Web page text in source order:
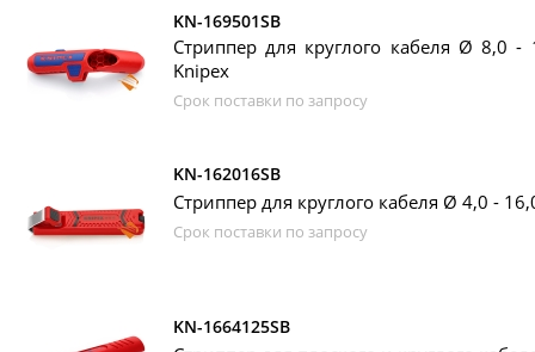
KN-169501SB
Стриппер для круглого кабеля Ø 8,0
Knipex
Срок поставки по запросу
KN-162016SB
Стриппер для круглого кабеля Ø 4,0 -
Срок поставки по запросу
KN-1664125SB